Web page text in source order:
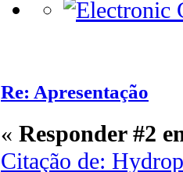
Re: Apresentação
« Responder #2
Citação de: